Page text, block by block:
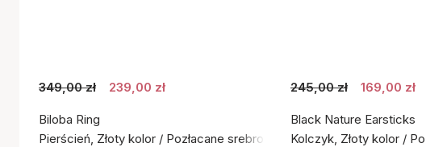
349,00 zł 239,00 zł
Biloba Ring
Pierścień, Złoty kolor / Pozłacane srebro próby 925
245,00 zł 169,00 zł
Black Nature Earsticks
Kolczyk, Złoty kolor /